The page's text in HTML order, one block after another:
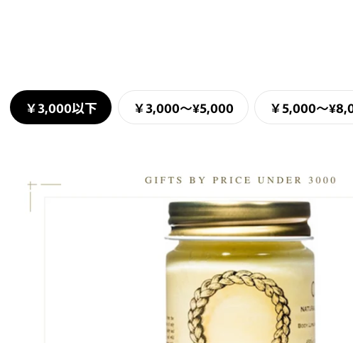
￥3,000以下 ￥3,000〜¥5,000 ￥5,000〜